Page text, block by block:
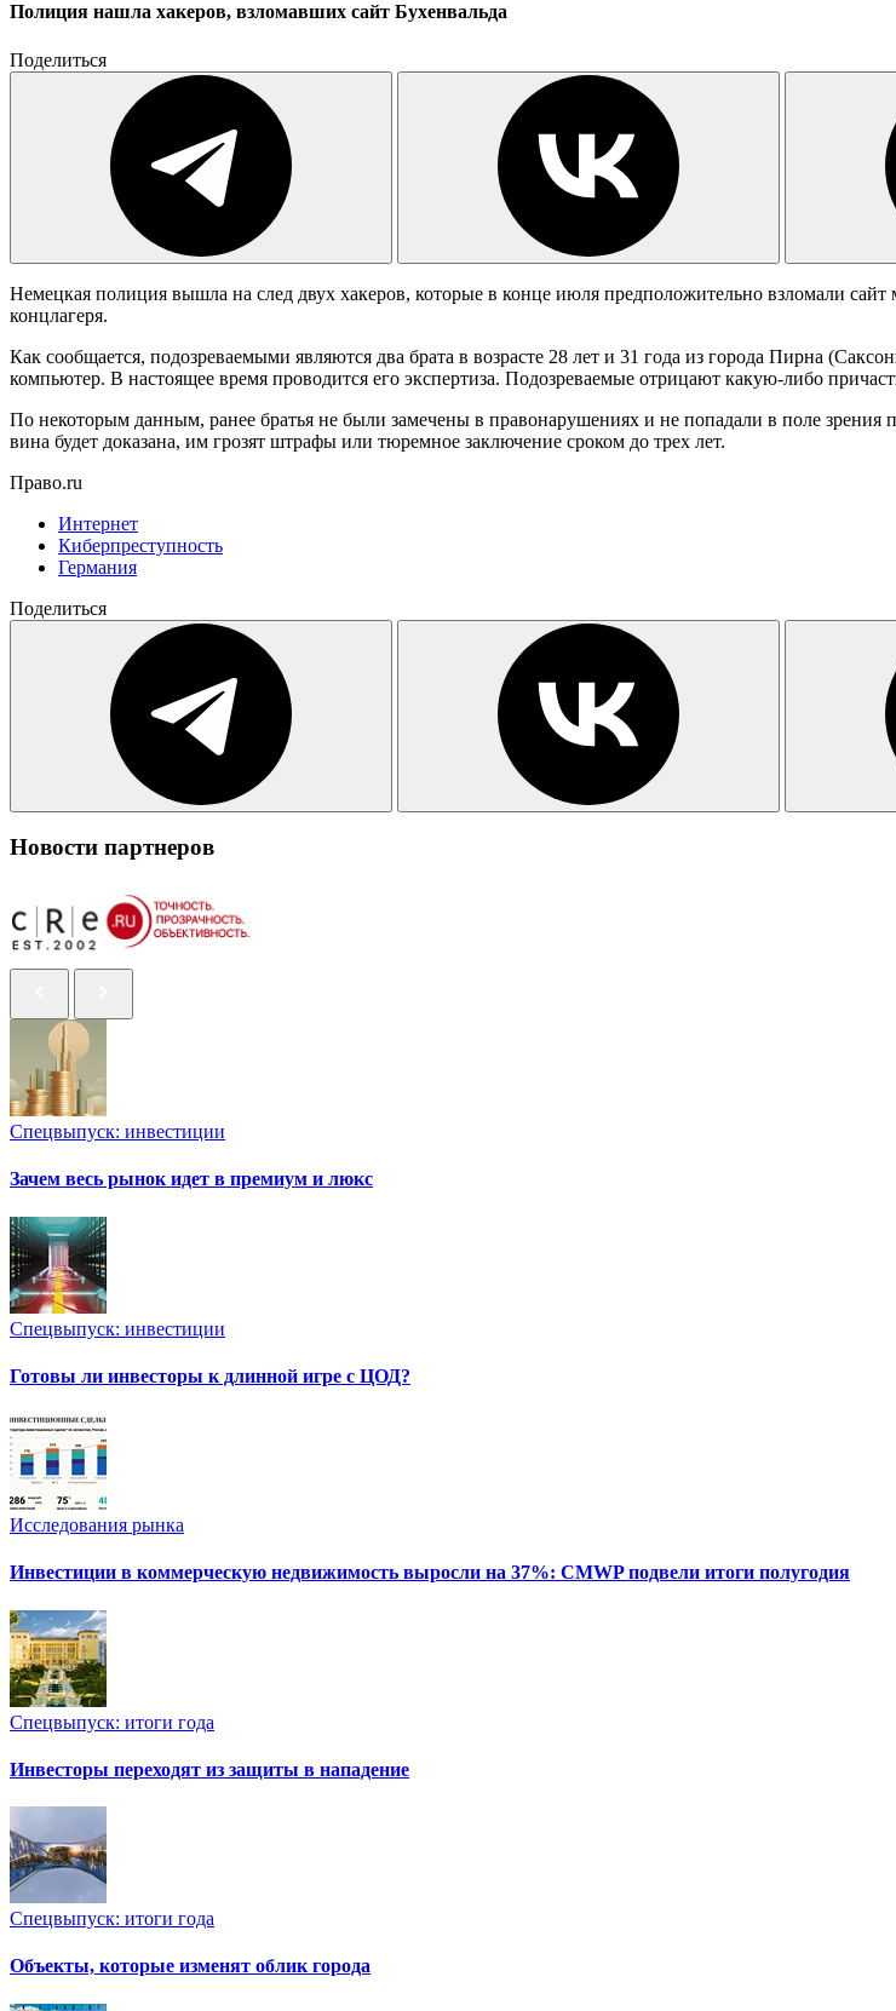
Полиция нашла хакеров, взломавших сайт Бухенвальда
Поделиться
Немецкая полиция вышла на след двух хакеров, которые в конце июля предположительно взломали
концлагеря.
Как сообщается, подозреваемыми являются два брата в возрасте 28 лет и 31 года из города Пирна
компьютер. В настоящее время проводится его экспертиза. Подозреваемые отрицают какую-либо
По некоторым данным, ранее братья не были замечены в правонарушениях и не попадали в поле
вина будет доказана, им грозят штрафы или тюремное заключение сроком до трех лет.
Право.ru
Интернет
Киберпреступность
Германия
Поделиться
Новости партнеров
Спецвыпуск: инвестиции
Зачем весь рынок идет в премиум и люкс
Спецвыпуск: инвестиции
Готовы ли инвесторы к длинной игре с ЦОД?
Исследования рынка
Инвестиции в коммерческую недвижимость выросли на 37%: CMWP подвели итоги полугодия
Спецвыпуск: итоги года
Инвесторы переходят из защиты в нападение
Спецвыпуск: итоги года
Объекты, которые изменят облик города